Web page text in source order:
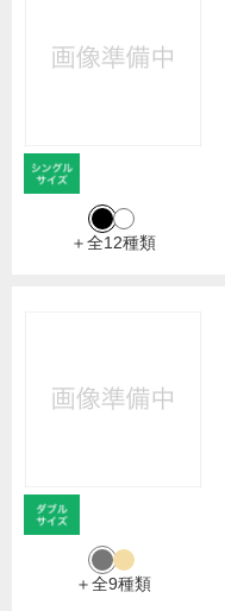
＋全12種類
＋全9種類